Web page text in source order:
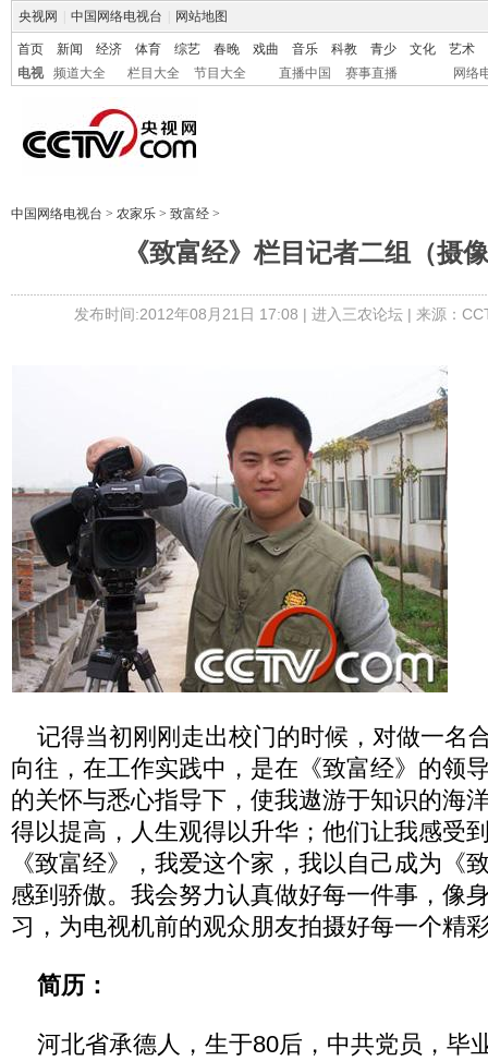
央视网 中国网络电视台 网站地图
首页 新闻 经济 体育 综艺 春晚 戏曲 音乐 科教 青少 文化
艺术
电视
频道大全 栏目大全 节目大全 直播中国 赛事直播 网络
中国网络电视台 > 农家乐 > 致富经 >
《致富经》栏目记者二组（摄
发布时间:2012年08月21日 17:08 | 进入三农论坛| 来源：
记得当初刚刚走出校门的时候，对做一名
向往，在工作实践中，是在《致富经》的领
的关怀与悉心指导下，使我遨游于知识的海
得以提高，人生观得以升华；他们让我感受
《致富经》，我爱这个家，我以自己成为《
感到骄傲。我会努力认真做好每一件事，像
习，为电视机前的观众朋友拍摄好每一个精
简历：
河北省承德人，生于80后，中共党员，毕